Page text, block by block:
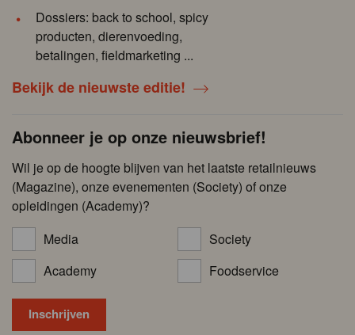
Dossiers: back to school, spicy
producten, dierenvoeding,
betalingen, fieldmarketing ...
Bekijk de nieuwste editie!
Abonneer je op onze nieuwsbrief!
Wil je op de hoogte blijven van het laatste retailnieuws
(Magazine), onze evenementen (Society) of onze
opleidingen (Academy)?
Media
Society
Academy
Foodservice